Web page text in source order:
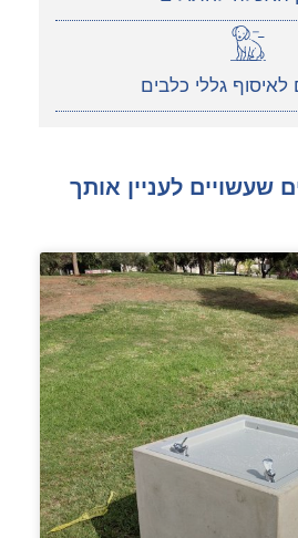
גללי כלבים
שעשויים לעניין אותך